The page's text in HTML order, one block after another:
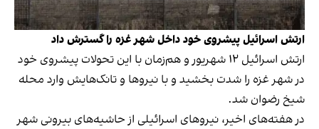
ارتش اسرائیل پیشروی خود داخل شهر غزه را گسترش داد
ارتش اسرائیل ۱۲ شهریور و هم‌زمان با این تحولات پیشروی خود
در شهر غزه را شدت بخشید و با نیروها و تانک‌هایش وارد محله
شیخ رضوان شد.
در هفته‌های اخیر، نیروهای اسرائیلی از حاشیه‌های بیرونی شهر